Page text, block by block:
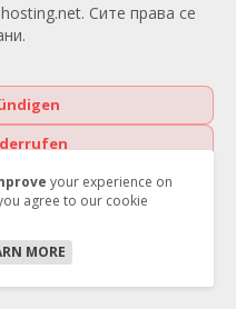
Сите права се
your experience on
agree to our cookie
MORE